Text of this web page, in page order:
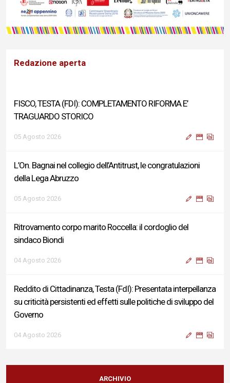
Redazione aperta
FISCO, TESTA (FDI): COMPLETAMENTO RIFORMA E’
TRAGUARDO STORICO
05 Agosto 2026
L’On. Bagnai nel collegio dell’Antitrust, le congratulazioni
della Lega Abruzzo
05 Agosto 2026
Ritrovamento corpo marito Roccella: il cordoglio del
sindaco Biondi
04 Agosto 2026
Reddito di Cittadinanza, Testa (FdI): Presentata interpellanza
su criticità persistenti ed effetti sulle politiche di sviluppo del
Governo
04 Agosto 2026
Sigismondi, Liris e Testa: “Profondo cordoglio e vicinanza al
Ministro Roccella e alla sua famiglia”
ARCHIVIO